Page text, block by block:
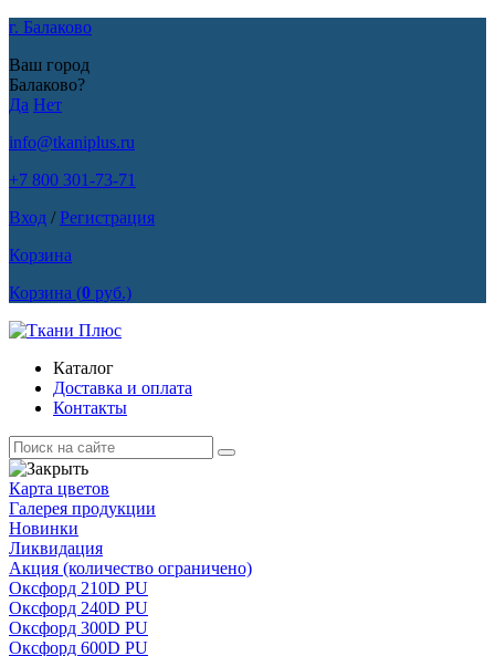
г. Балаково
Ваш город
Балаково?
Да Нет
info@tkaniplus.ru
+7 800 301-73-71
Вход /Регистрация
Корзина
Корзина (0 руб.)
Каталог
Доставка и оплата
Контакты
Карта цветов
Галерея продукции
Новинки
Ликвидация
Акция (количество ограничено)
Оксфорд 210D PU
Оксфорд 240D PU
Оксфорд 300D PU
Оксфорд 600D PU